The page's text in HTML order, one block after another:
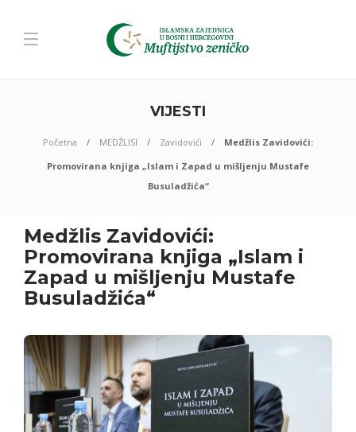
VIJESTI
Početna MEDŽLISI Zavidovići
Medžlis Zavidovići:
Promovirana knjiga „Islam i Zapad u mišljenju Mustafe
Busuladžića“
Medžlis Zavidovići:
Promovirana knjiga „Islam i
Zapad u mišljenju Mustafe
Busuladžića“